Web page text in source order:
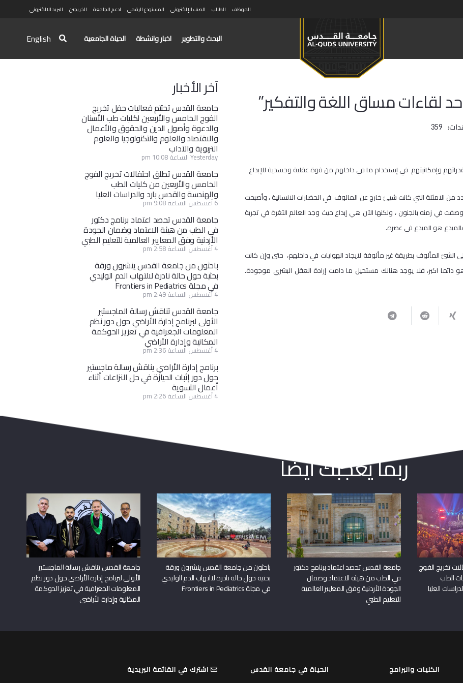
الموظف الطالب الصف الإلكتروني المستودع الرقمي ادعم الجامعة الخريجين البريد الالكتروني
البحث والتطوير اخبار وانشطة الحياة الجامعية English
لقاءات مساق اللغة والتفكير”
359
وإمكانيتهم في إستخدام ما في داخلهم من قوة عقلية وجسدية للإبداع
الامثلة التي كانت شيئ خارج عن المالوف في الحضارات الانسانية ، وأصبحت
في زمنه بالجنون ، ولكنها الآن هي إبداع حيث وجد العالم الثغرة في تجربة
هو المبدع في عصره.
الشئ المألوف بطريقة غير مألوفة لايجاد الهوايات في داخلهم، حتى وإن كانت
دائما اكبر، فلا يوجد هنالك مستحيل ما دامت إرادة العقل البشري موجودة.
آخر الأخبار
جامعة القدس تختتم فعاليات حفل تخريج
الفوج الخامس والأربعين لكليات طب الأسنان
والدعوة وأصول الدين والحقوق والأعمال
والاقتصاد والعلوم والتكنولوجيا والعلوم
التربوية والآداب
Yesterday الساعة 10:08 pm
جامعة القدس تطلق احتفالات تخريج الفوج
الخامس والأربعين من كليات الطب
والهندسة والقدس بارد والدراسات العليا
6 أغسطس الساعة 9:08 pm
جامعة القدس تحصد اعتماد برنامج دكتور
في الطب من هيئة الاعتماد وضمان الجودة
الأردنية وفق المعايير العالمية للتعليم الطبي
4 أغسطس الساعة 2:58 pm
باحثون من جامعة القدس ينشرون ورقة
بحثية حول حالة نادرة لالتهاب الدم الوليدي
في مجلة Frontiers in Pediatrics
4 أغسطس الساعة 2:49 pm
جامعة القدس تناقش رسالة الماجستير
الأولى لبرنامج إدارة الأراضي حول دور نظم
المعلومات الجغرافية في تعزيز الحوكمة
المكانية وإدارة الأراضي
4 أغسطس الساعة 2:36 pm
برنامج إدارة الأراضي يناقش رسالة ماجستير
حول دور إثبات الحيازة في حل النزاعات أثناء
أعمال التسوية
4 أغسطس الساعة 2:26 pm
ربما يعجبك أيضا
تخريج الفوج
الطب
العليا
جامعة القدس تحصد اعتماد برنامج دكتور
في الطب من هيئة الاعتماد وضمان
الجودة الأردنية وفق المعايير العالمية
للتعليم الطبي
باحثون من جامعة القدس ينشرون ورقة
بحثية حول حالة نادرة لالتهاب الدم الوليدي
في مجلة Frontiers in Pediatrics
جامعة القدس تناقش رسالة الماجستير
الأولى لبرنامج إدارة الأراضي حول دور نظم
المعلومات الجغرافية في تعزيز الحوكمة
المكانية وإدارة الأراضي
الكليات والبرامج الحياة في جامعة القدس اشترك في القائمة البريدية